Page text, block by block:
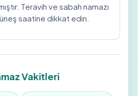
Teravih ve sabah namazı
saatine dikkat edin.
Vakitleri